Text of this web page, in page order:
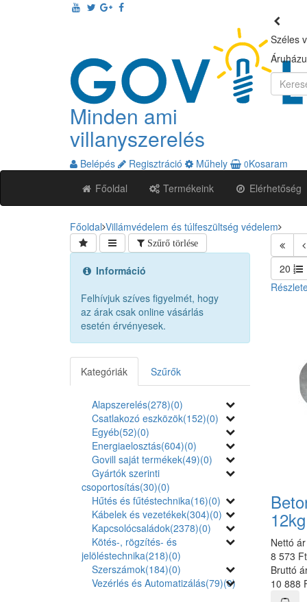
Minden ami
villanyszerelés
Széles
Belépés Regisztráció Műhely 0Kosaram
Főoldal
Termékeink Elérhetőség
Főoldal Villámvédelem és túlfeszültség védelem
Szűrő törlése
Információ
Felhívjuk szíves figyelmét, hogy
az árak csak online vásárlás
esetén érvényesek.
Kategóriák Szűrők
Alapszerelés(278)(0)
Csatlakozó eszközök(152)(0)
Egyéb(52)(0)
Energiaelosztás(604)(0)
Govill saját termékek(49)(0)
Gyártók szerinti
csoportosítás(30)(0)
Hűtés és fűtéstechnika(16)(0)
Kábelek és vezetékek(304)(0)
Kapcsolócsaládok(2378)(0)
Kötés-, rögzítés- és
jelöléstechnika(218)(0)
Szerszámok(184)(0)
Vezérlés és Automatizálás(79)(0)
20
12kg
Nettó ár
8 573
Bruttó
10 888